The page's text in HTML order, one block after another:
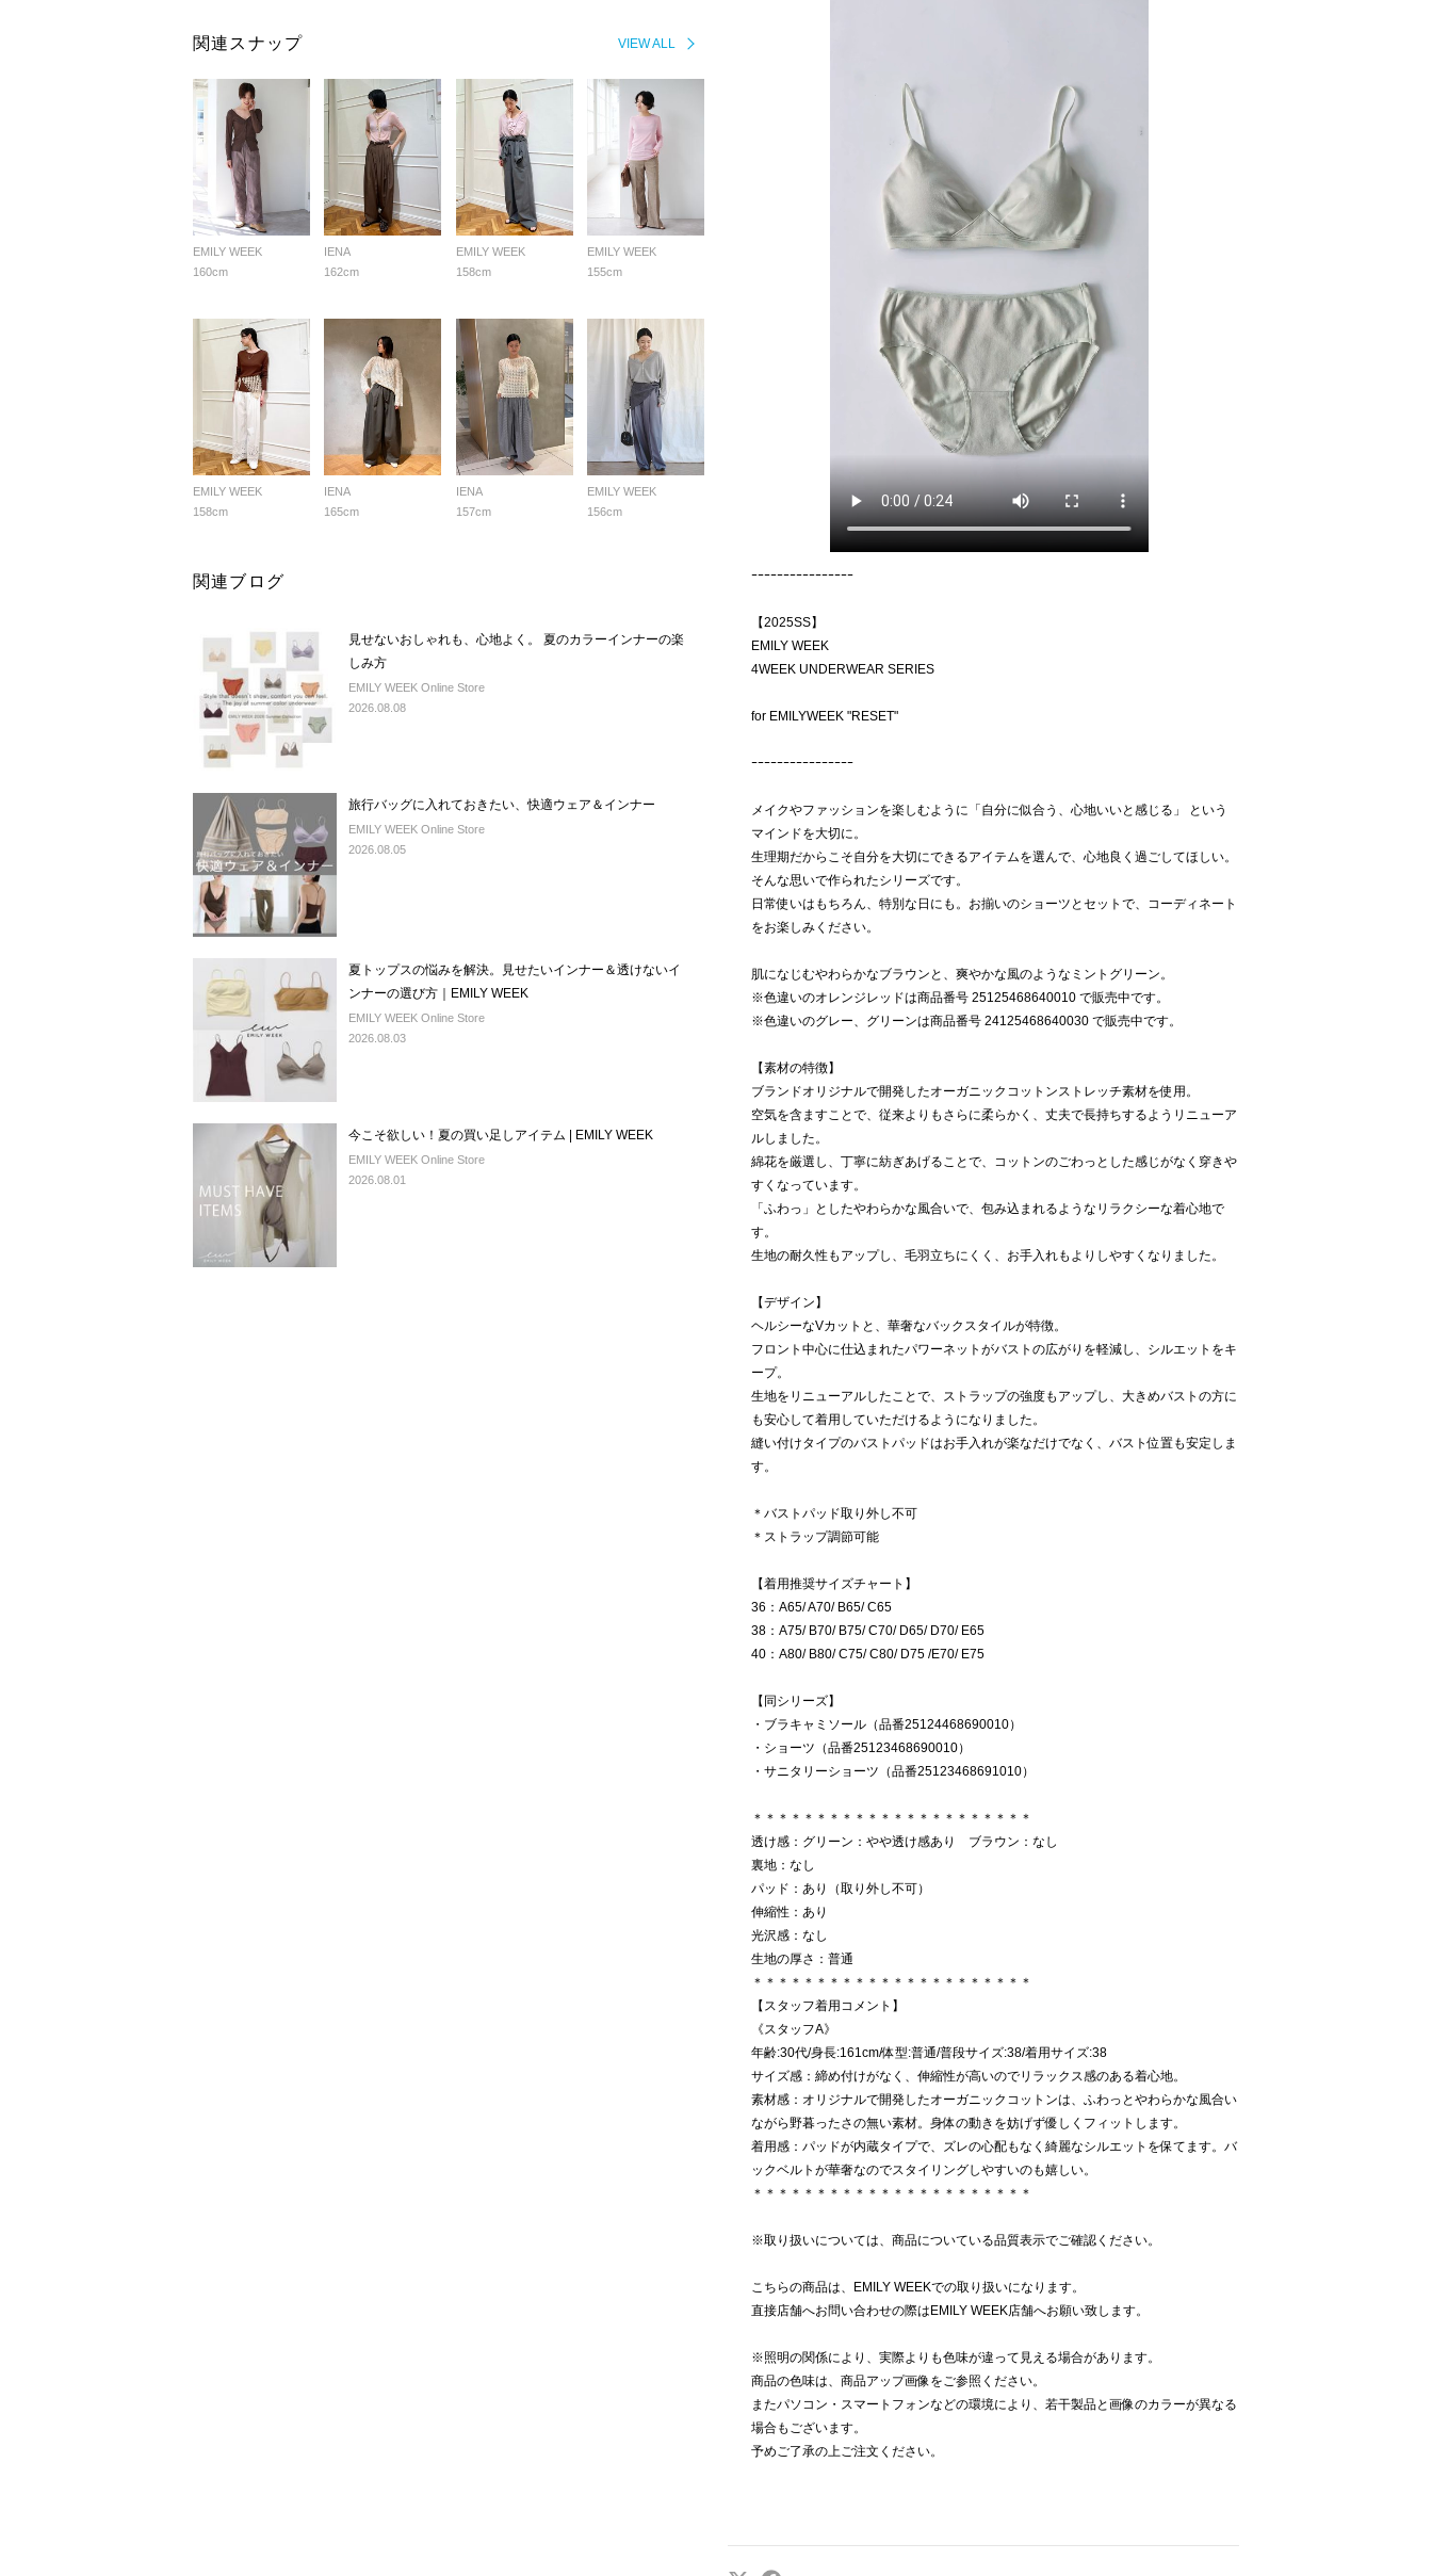
VIEW ALL
関連スナップ
EMILY WEEK
160cm
IENA
162cm
EMILY WEEK
158cm
EMILY WEEK
155cm
EMILY WEEK
158cm
IENA
165cm
IENA
157cm
EMILY WEEK
156cm
関連ブログ
見せないおしゃれも、心地よく。 夏のカラーインナーの楽
しみ方
EMILY WEEK Online Store
2026.08.08
旅行バッグに入れておきたい、快適ウェア＆インナー
EMILY WEEK Online Store
2026.08.05
夏トップスの悩みを解決。見せたいインナー＆透けないイ
ンナーの選び方｜EMILY WEEK
EMILY WEEK Online Store
2026.08.03
今こそ欲しい！夏の買い足しアイテム | EMILY WEEK
EMILY WEEK Online Store
2026.08.01
ｰｰｰｰｰｰｰｰｰｰｰｰｰｰｰｰ
【2025SS】
EMILY WEEK
4WEEK UNDERWEAR SERIES
for EMILYWEEK "RESET"
ｰｰｰｰｰｰｰｰｰｰｰｰｰｰｰｰ
メイクやファッションを楽しむように「自分に似合う、心地いいと感じる」 という
マインドを大切に。
生理期だからこそ自分を大切にできるアイテムを選んで、心地良く過ごしてほしい。
そんな思いで作られたシリーズです。
日常使いはもちろん、特別な日にも。お揃いのショーツとセットで、コーディネート
をお楽しみください。
肌になじむやわらかなブラウンと、爽やかな風のようなミントグリーン。
※色違いのオレンジレッドは商品番号 25125468640010 で販売中です。
※色違いのグレー、グリーンは商品番号 24125468640030 で販売中です。
【素材の特徴】
ブランドオリジナルで開発したオーガニックコットンストレッチ素材を使用。
空気を含ますことで、従来よりもさらに柔らかく、丈夫で長持ちするようリニューア
ルしました。
綿花を厳選し、丁寧に紡ぎあげることで、コットンのごわっとした感じがなく穿きや
すくなっています。
「ふわっ」としたやわらかな風合いで、包み込まれるようなリラクシーな着心地で
す。
生地の耐久性もアップし、毛羽立ちにくく、お手入れもよりしやすくなりました。
【デザイン】
ヘルシーなVカットと、華奢なバックスタイルが特徴。
フロント中心に仕込まれたパワーネットがバストの広がりを軽減し、シルエットをキ
ープ。
生地をリニューアルしたことで、ストラップの強度もアップし、大きめバストの方に
も安心して着用していただけるようになりました。
縫い付けタイプのバストパッドはお手入れが楽なだけでなく、バスト位置も安定しま
す。
＊バストパッド取り外し不可
＊ストラップ調節可能
【着用推奨サイズチャート】
36：A65/ A70/ B65/ C65
38：A75/ B70/ B75/ C70/ D65/ D70/ E65
40：A80/ B80/ C75/ C80/ D75 /E70/ E75
【同シリーズ】
・ブラキャミソール（品番25124468690010）
・ショーツ（品番25123468690010）
・サニタリーショーツ（品番25123468691010）
＊＊＊＊＊＊＊＊＊＊＊＊＊＊＊＊＊＊＊＊＊＊
透け感：グリーン：やや透け感あり ブラウン：なし
裏地：なし
パッド：あり（取り外し不可）
伸縮性：あり
光沢感：なし
生地の厚さ：普通
＊＊＊＊＊＊＊＊＊＊＊＊＊＊＊＊＊＊＊＊＊＊
【スタッフ着用コメント】
《スタッフA》
年齢:30代/身長:161cm/体型:普通/普段サイズ:38/着用サイズ:38
サイズ感：締め付けがなく、伸縮性が高いのでリラックス感のある着心地。
素材感：オリジナルで開発したオーガニックコットンは、ふわっとやわらかな風合い
ながら野暮ったさの無い素材。身体の動きを妨げず優しくフィットします。
着用感：パッドが内蔵タイプで、ズレの心配もなく綺麗なシルエットを保てます。バ
ックベルトが華奢なのでスタイリングしやすいのも嬉しい。
＊＊＊＊＊＊＊＊＊＊＊＊＊＊＊＊＊＊＊＊＊＊
※取り扱いについては、商品についている品質表示でご確認ください。
こちらの商品は、EMILY WEEKでの取り扱いになります。
直接店舗へお問い合わせの際はEMILY WEEK店舗へお願い致します。
※照明の関係により、実際よりも色味が違って見える場合があります。
商品の色味は、商品アップ画像をご参照ください。
またパソコン・スマートフォンなどの環境により、若干製品と画像のカラーが異なる
場合もございます。
予めご了承の上ご注文ください。